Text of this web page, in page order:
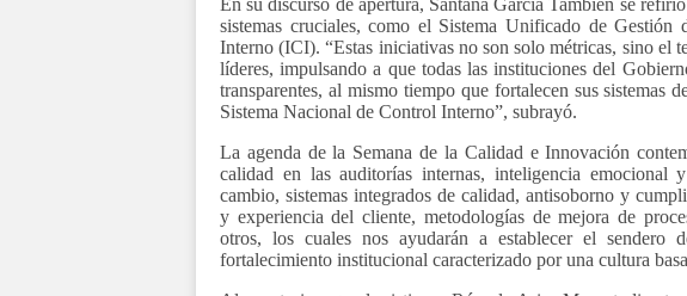
En su discurso de apertura, Santana García También se
sistemas cruciales, como el Sistema Unificado de
Interno (ICI). “Estas iniciativas no son solo métricas, sino el
líderes, impulsando a que todas las instituciones del
transparentes, al mismo tiempo que fortalecen sus sistemas
Sistema Nacional de Control Interno”, subrayó.
La agenda de la Semana de la Calidad e Innovación
calidad en las auditorías internas, inteligencia emocional
cambio, sistemas integrados de calidad, antisoborno y
y experiencia del cliente, metodologías de mejora de
otros, los cuales nos ayudarán a establecer el sendero
fortalecimiento institucional caracterizado por una cultura